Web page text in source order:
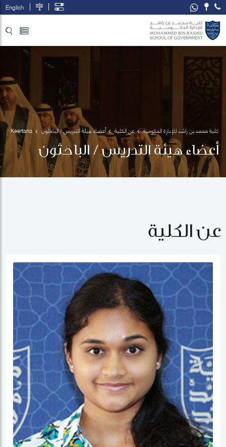
English
كلية محمد بن راشد للإدارة الحكومية عن الكلية أعضاء هيئة التدريس / الباحثون
Subramani
أعضاء هيئة التدريس / الباحثون
عن الكلية